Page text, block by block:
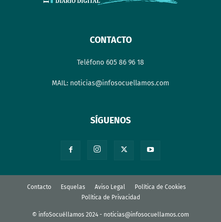
CONTACTO
Teléfono 605 86 96 18
MAIL: noticias@infosocuellamos.com
SÍGUENOS
Contacto Esquelas Aviso Legal
Política de Cookies
Política de Privacidad
© infoSocuéllamos 2024 - noticias@infosocuellamos.com